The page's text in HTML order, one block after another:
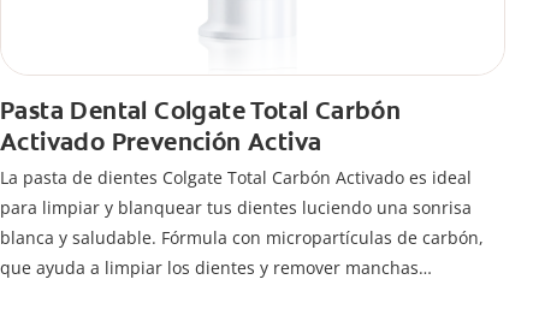
Pasta Dental Colgate Total Carbón
Activado Prevención Activa
La pasta de dientes Colgate Total Carbón Activado es ideal
para limpiar y blanquear tus dientes luciendo una sonrisa
blanca y saludable. Fórmula con micropartículas de carbón,
que ayuda a limpiar los dientes y remover manchas